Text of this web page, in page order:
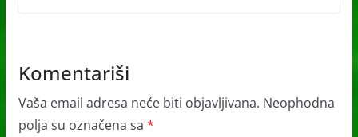
Komentariši
Vaša email adresa neće biti objavljivana. Neophodna
polja su označena sa *